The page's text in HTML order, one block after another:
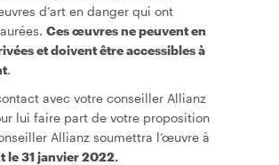
d’art en danger qui ont
Ces œuvres ne peuvent en
et doivent être accessibles à
.
avec votre conseiller Allianz
lui faire part de votre proposition
Allianz soumettra l’œuvre à
le 31 janvier 2022.